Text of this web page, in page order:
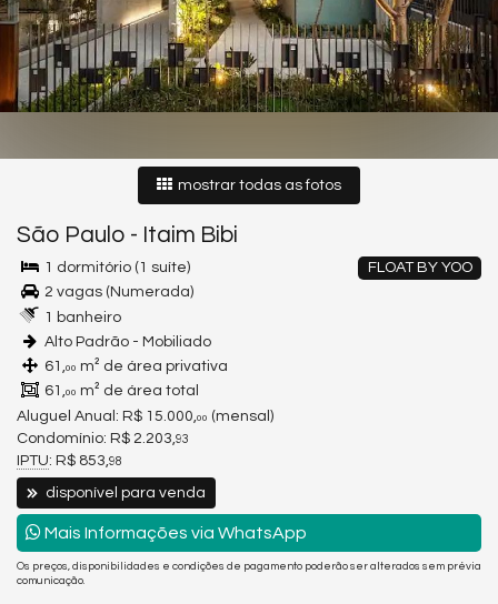
mostrar todas as fotos
São Paulo - Itaim Bibi
FLOAT BY YOO
1 dormitório (1 suíte)
2 vagas (Numerada)
1 banheiro
Alto Padrão - Mobiliado
61,00 m² de área privativa
61,00 m² de área total
Aluguel Anual: R$ 15.000,00 (mensal)
Condomínio: R$ 2.203,93
IPTU: R$ 853,98
disponível para venda
Mais Informações via WhatsApp
Os preços, disponibilidades e condições de pagamento poderão ser alterados sem prévia
comunicação.